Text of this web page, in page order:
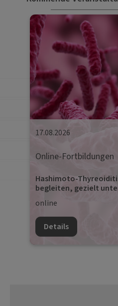
17.08.2026
Online-Fortbildungen
Hashimoto-
begleiten, gezielt
online
Details